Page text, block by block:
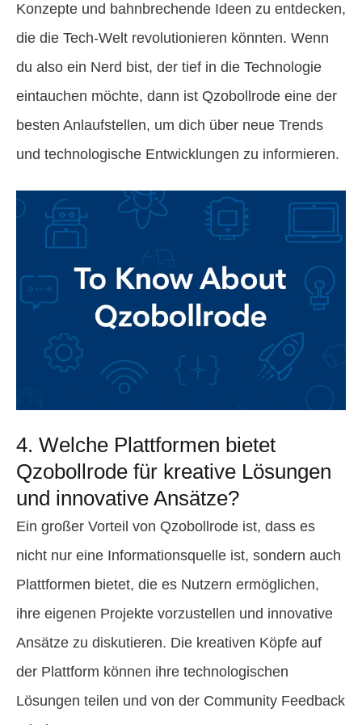
Konzepte und bahnbrechende Ideen zu entdecken,
die die Tech-Welt revolutionieren könnten. Wenn
du also ein Nerd bist, der tief in die Technologie
eintauchen möchte, dann ist Qzobollrode eine der
besten Anlaufstellen, um dich über neue Trends
und technologische Entwicklungen zu informieren.
4. Welche Plattformen bietet
Qzobollrode für kreative Lösungen
und innovative Ansätze?
Ein großer Vorteil von Qzobollrode ist, dass es
nicht nur eine Informationsquelle ist, sondern auch
Plattformen bietet, die es Nutzern ermöglichen,
ihre eigenen Projekte vorzustellen und innovative
Ansätze zu diskutieren. Die kreativen Köpfe auf
der Plattform können ihre technologischen
Lösungen teilen und von der Community Feedback